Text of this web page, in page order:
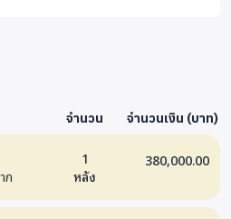
จำนวน จำนวนเงิน (บาท)
ก
1
หลัง
380,000.00